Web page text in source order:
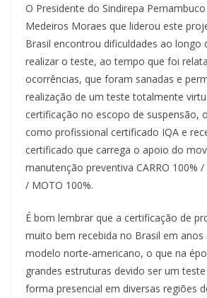
O Presidente do Sindirepa
Medeiros Moraes que liderou este
Brasil encontrou dificuldades ao longo
realizar o teste, ao tempo que foi
ocorrências, que foram sanadas e
realização de um teste totalmente
certificação no escopo de suspensão,
como profissional certificado IQA e
certificado que carrega o apoio do
manutenção preventiva CARRO 100% /
/ MOTO 100%.
É bom lembrar que a certificação de
muito bem recebida no Brasil em
modelo norte-americano, o que na
grandes estruturas devido ser um
forma presencial em diversas regiões